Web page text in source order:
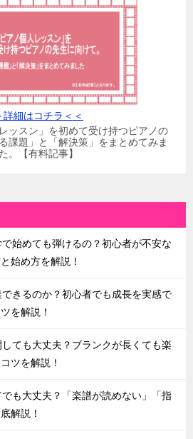
詳細はコチラ＜＜
ッスン」を初めて受け持つピアノの
課題」と「解決策」をまとめてみま
。【有料記事】
始めても弾けるの？初心者が不安な
始め方を解説！
きるのか？初心者でも成長を実感で
を解説！
ても大丈夫？ブランクが長くても楽
ツを解説！
も大丈夫？「楽譜が読めない」「指
解説！